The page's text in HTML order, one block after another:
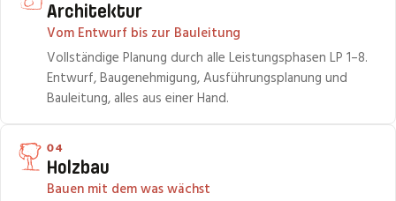
Architektur
Vom Entwurf bis zur Bauleitung
Vollständige Planung durch alle Leistungsphasen LP 1–8.
Entwurf, Baugenehmigung, Ausführungsplanung und
Bauleitung, alles aus einer Hand.
04
Holzbau
Bauen mit dem was wächst